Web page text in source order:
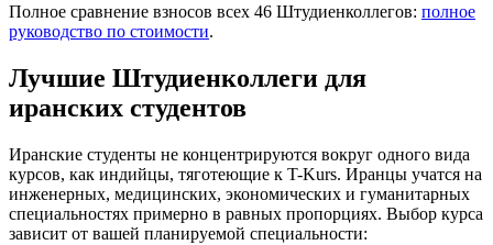
Полное сравнение взносов всех 46 Штудиенколлегов: полное
руководство по стоимости.
Лучшие Штудиенколлеги для
иранских студентов
Иранские студенты не концентрируются вокруг одного вида
курсов, как индийцы, тяготеющие к T-Kurs. Иранцы учатся на
инженерных, медицинских, экономических и гуманитарных
специальностях примерно в равных пропорциях. Выбор курса
зависит от вашей планируемой специальности: